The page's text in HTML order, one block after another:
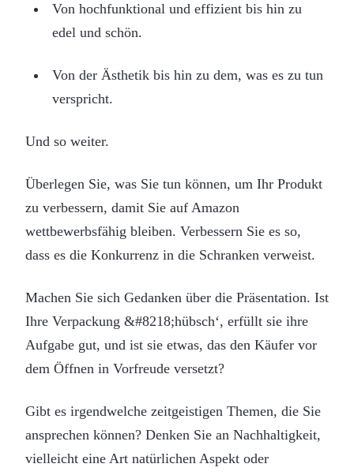
Von hochfunktional und effizient bis hin zu
edel und schön.
Von der Ästhetik bis hin zu dem, was es zu tun
verspricht.
Und so weiter.
Überlegen Sie, was Sie tun können, um Ihr Produkt
zu verbessern, damit Sie auf Amazon
wettbewerbsfähig bleiben. Verbessern Sie es so,
dass es die Konkurrenz in die Schranken verweist.
Machen Sie sich Gedanken über die Präsentation. Ist
Ihre Verpackung &#8218;hübsch‘, erfüllt sie ihre
Aufgabe gut, und ist sie etwas, das den Käufer vor
dem Öffnen in Vorfreude versetzt?
Gibt es irgendwelche zeitgeistigen Themen, die Sie
ansprechen können? Denken Sie an Nachhaltigkeit,
vielleicht eine Art natürlichen Aspekt oder